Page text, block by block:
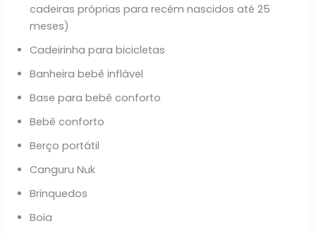
cadeiras próprias para recém nascidos até 25
meses)
Cadeirinha para bicicletas
Banheira bebê inflável
Base para bebê conforto
Bebê conforto
Berço portátil
Canguru Nuk
Brinquedos
Boia